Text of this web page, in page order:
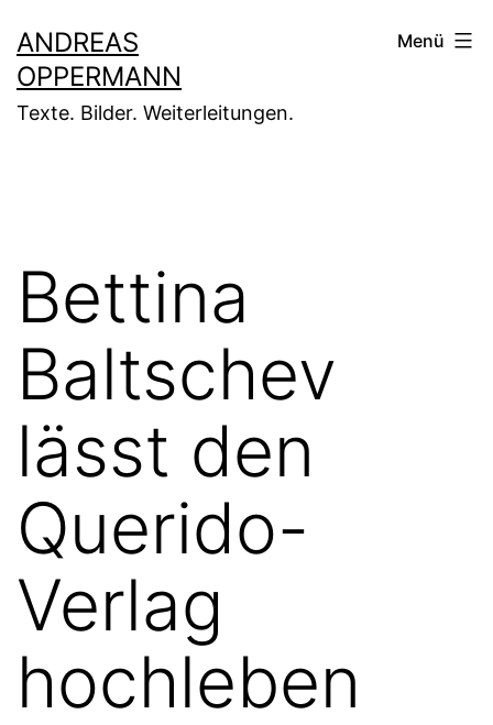
Inhalt
springen
ANDREAS
OPPERMANN
Texte. Bilder. Weiterleitungen.
Menü
Bettina
Baltschev
lässt den
Querido-
Verlag
hochleben